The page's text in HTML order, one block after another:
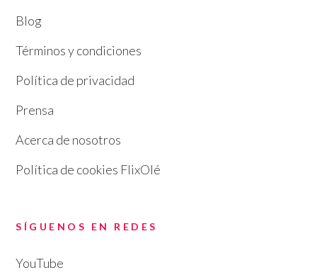
Blog
Términos y condiciones
Política de privacidad
Prensa
Acerca de nosotros
Política de cookies FlixOlé
SÍGUENOS EN REDES
YouTube